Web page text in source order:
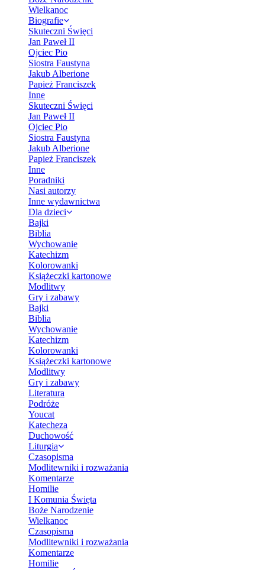
Wielkanoc
Biografie
Skuteczni Święci
Jan Paweł II
Ojciec Pio
Siostra Faustyna
Jakub Alberione
Papież Franciszek
Inne
Skuteczni Święci
Jan Paweł II
Ojciec Pio
Siostra Faustyna
Jakub Alberione
Papież Franciszek
Inne
Poradniki
Nasi autorzy
Inne wydawnictwa
Dla dzieci
Bajki
Biblia
Wychowanie
Katechizm
Kolorowanki
Książeczki kartonowe
Modlitwy
Gry i zabawy
Bajki
Biblia
Wychowanie
Katechizm
Kolorowanki
Książeczki kartonowe
Modlitwy
Gry i zabawy
Literatura
Podróże
Youcat
Katecheza
Duchowość
Liturgia
Czasopisma
Modlitewniki i rozważania
Komentarze
Homilie
I Komunia Święta
Boże Narodzenie
Wielkanoc
Czasopisma
Modlitewniki i rozważania
Komentarze
Homilie